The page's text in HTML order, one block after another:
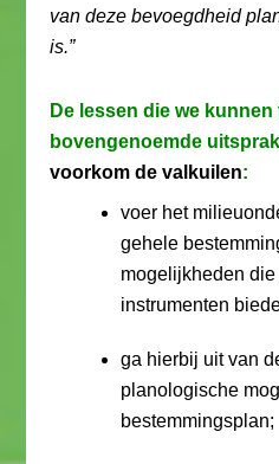
van deze bevoegdheid
is.”
De lessen die we
bovengenoemde
voorkom de valkuilen:
voer het
gehele
mogelijkheden
instrumenten
ga hierbij uit van
planologische
bestemmingsplan;